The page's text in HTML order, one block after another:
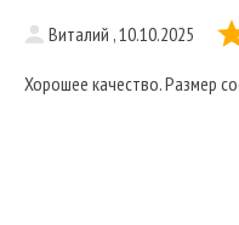
Виталий , 10.10.2025
Хорошее качество. Размер